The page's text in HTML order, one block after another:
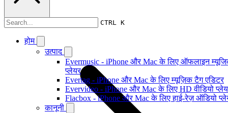
CTRL K
होम
उत्पाद
Evermusic - iPhone और Mac के लिए ऑफलाइन
प्लेयर
Evertag - iPhone और Mac के लिए म्यूज़िक टैग एडिटर
Evervideo - iPhone और Mac के लिए HD वीडियो
Flacbox - iPhone और Mac के लिए हाई-रेज़ ऑडियो
कानूनी
दस्तावेज़ीकरण